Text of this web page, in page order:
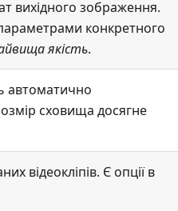
вихідного зображення.
конкретного
якість.
автоматично
сховища досягне
відеокліпів. Є опції в